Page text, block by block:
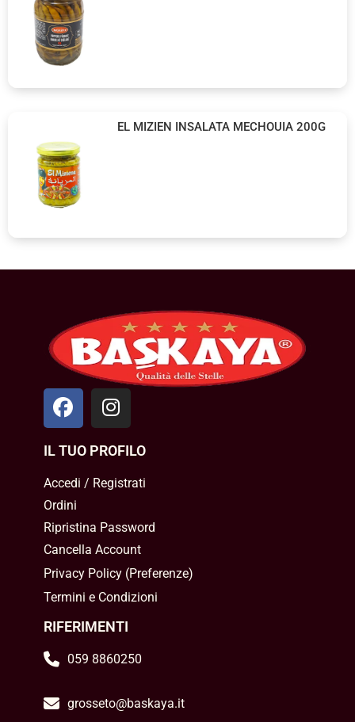
EL MIZIEN INSALATA MECHOUIA 200G
IL TUO PROFILO
Accedi / Registrati
Ordini
Ripristina Password
Cancella Account
Privacy Policy(Preferenze)
Termini e Condizioni
RIFERIMENTI
059 8860250
grosseto@baskaya.it